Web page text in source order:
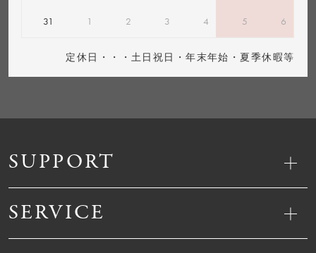
SUPPORT
SERVICE
31 1 2 3 4 5 6
定休日・・・土日祝日・年末年始・夏季休暇等